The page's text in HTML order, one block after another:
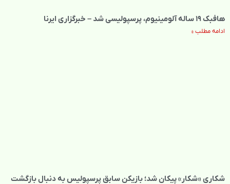
هافبک ۱۹ ساله آلومینیوم، پرسپولیسی شد – خبرگزاری ایرنا
ادامه مطلب »
شکاری «شکار» پیکان شد؛ بازیکن سابق پرسپولیس به دنبال بازگشت